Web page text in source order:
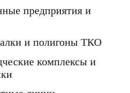
предприятия и
и полигоны ТКО
комплексы и